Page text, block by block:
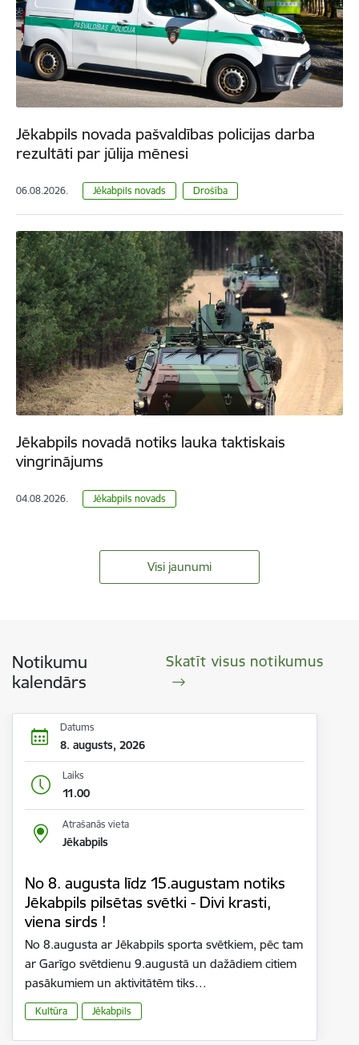
Jēkabpils novada pašvaldības policijas darba
rezultāti par jūlija mēnesi
06.08.2026. Jēkabpils novads Drošība
Jēkabpils novadā notiks lauka taktiskais
vingrinājums
04.08.2026. Jēkabpils novads
Visi jaunumi
Notikumu
kalendārs
Skatīt visus notikumus
Datums
8. augusts, 2026
Laiks
11.00
Atrašanās vieta
Jēkabpils
No 8. augusta līdz 15.augustam notiks
Jēkabpils pilsētas svētki - Divi krasti,
viena sirds !
No 8.augusta ar Jēkabpils sporta svētkiem, pēc tam
ar Garīgo svētdienu 9.augustā un dažādiem citiem
pasākumiem un aktivitātēm tiks…
Kultūra Jēkabpils